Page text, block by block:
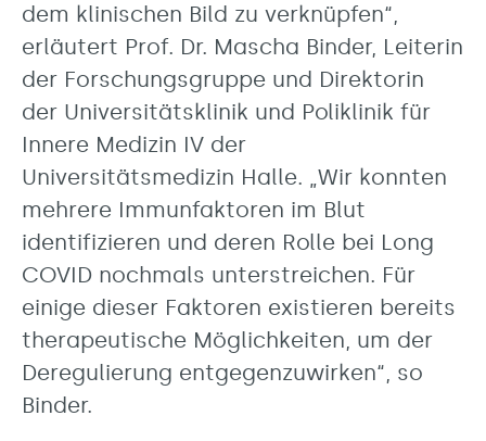
dem klinischen Bild zu verknüpfen“,
erläutert Prof. Dr. Mascha Binder, Leiterin
der Forschungsgruppe und Direktorin
der Universitätsklinik und Poliklinik für
Innere Medizin IV der
Universitätsmedizin Halle. „Wir konnten
mehrere Immunfaktoren im Blut
identifizieren und deren Rolle bei Long
COVID nochmals unterstreichen. Für
einige dieser Faktoren existieren bereits
therapeutische Möglichkeiten, um der
Deregulierung entgegenzuwirken“, so
Binder.